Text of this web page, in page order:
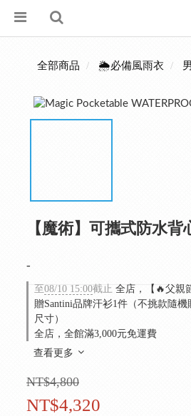
全部商品 🌦️必備風雨衣
【魔術】可攜式防水
-
至08/10 15:00截止 全店，【🔥父親
贈Santini品牌汗衫1件（不挑款隨
尺寸）
全店，全館滿3,000元免運費
查看更多
NT$4,800
NT$4,320